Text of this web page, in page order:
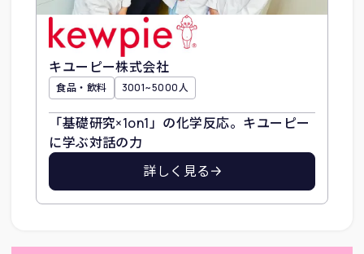
キユーピー株式会社
食品・飲料 3001~5000人
「基礎研究×1on1」の化学反応。キユーピー
に学ぶ対話の力
詳しく見る